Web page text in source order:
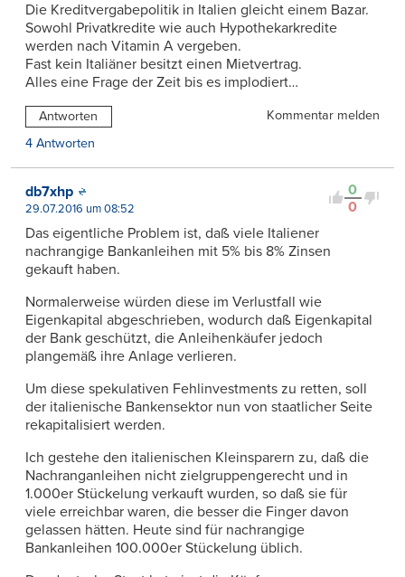
Die Kreditvergabepolitik in Italien gleicht einem Bazar.
Sowohl Privatkredite wie auch Hypothekarkredite
werden nach Vitamin A vergeben.
Fast kein Italiäner besitzt einen Mietvertrag.
Alles eine Frage der Zeit bis es implodiert…
Antworten
Kommentar melden
4 Antworten
0
0
db7xhp
29.07.2016 um 08:52
Das eigentliche Problem ist, daß viele Italiener
nachrangige Bankanleihen mit 5% bis 8% Zinsen
gekauft haben.
Normalerweise würden diese im Verlustfall wie
Eigenkapital abgeschrieben, wodurch daß Eigenkapital
der Bank geschützt, die Anleihenkäufer jedoch
plangemäß ihre Anlage verlieren.
Um diese spekulativen Fehlinvestments zu retten, soll
der italienische Bankensektor nun von staatlicher Seite
rekapitalisiert werden.
Ich gestehe den italienischen Kleinsparern zu, daß die
Nachranganleihen nicht zielgruppengerecht und in
1.000er Stückelung verkauft wurden, so daß sie für
viele erreichbar waren, die besser die Finger davon
gelassen hätten. Heute sind für nachrangige
Bankanleihen 100.000er Stückelung üblich.